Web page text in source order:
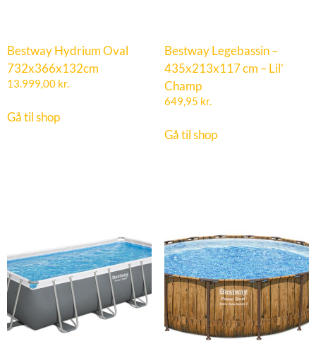
Bestway Hydrium Oval
732x366x132cm
13.999,00 kr.
Gå til shop
Bestway Legebassin –
435x213x117 cm – Lil’
Champ
649,95 kr.
Gå til shop